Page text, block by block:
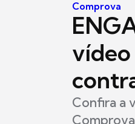
Comprova
Confira a
Comprova